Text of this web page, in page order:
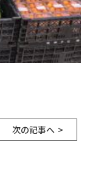
次の記事へ